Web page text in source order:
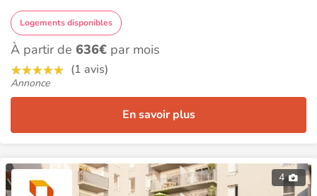
Logements disponibles
À partir de 636€ par mois
(1 avis)
Annonce
En savoir plus
4